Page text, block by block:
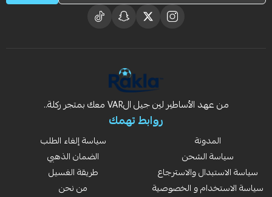
من عهد الأساطير لين جيل الVAR معك بمتجر ركلة..
روابط تهمك
المدونة
سياسة الشحن
سياسة الاستبدال والاسترجاع
سياسة الاستخدام و الخصوصية
سياسة إلغاء الطلب
الضمان الذهبي
طريقة الغسيل
من نحن